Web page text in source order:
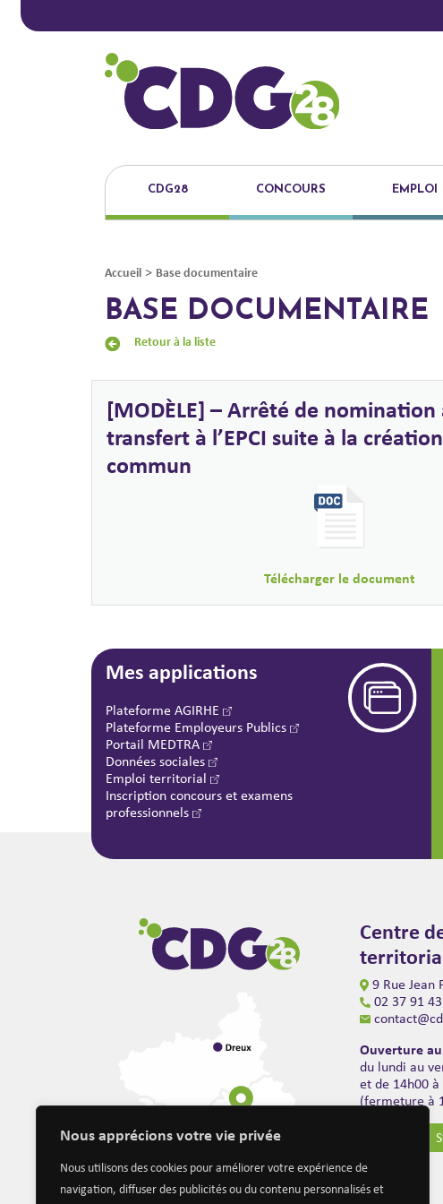
Nous apprécions votre vie privée
Nous utilisons des cookies pour améliorer votre expérience de
navigation, diffuser des publicités ou du contenu personnalisés et
CDG28 CONCOURS EMPLOI
Accueil > Base documentaire
BASE DOCUMENTAIRE
Retour à la liste
[MODÈLE] – Arrêté de nomination
transfert à l’EPCI suite à la
commun
Télécharger le document
Mes applications
Plateforme AGIRHE
Plateforme Employeurs Publics
Portail MEDTRA
Données sociales
Emploi territorial
Inscription concours et examens
professionnels
Centre
9 Rue Jean
02 37 91
Ouverture
du lundi au
et de 14h00 à
(fermeture à